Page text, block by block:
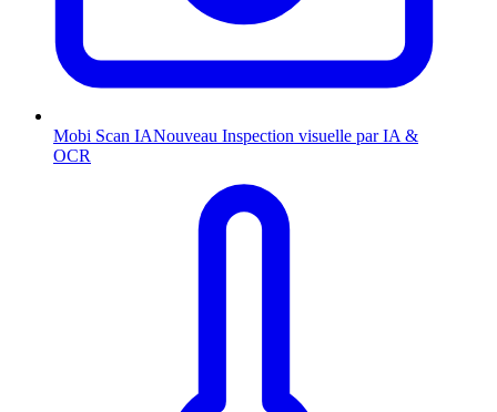
Mobi Scan IANouveau Inspection visuelle par IA &
OCR